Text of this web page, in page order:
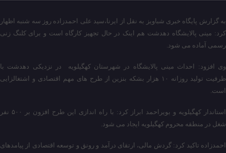
به گزارش پایگاه خبری شباویز به نقل از ایرنا،سید علی احمدزاده روز سه شنبه اظهار
کرد: مینی پالایشگاه دهدشت هم اینک در حال تجهیز کارگاه است و برای کلنگ زنی
رسمی آماده می شود.
وی افزود: احداث مینی پالایشگاه در شهرستان کهگیلویه در نزدیکی دهدشت با
ظرفیت تولید روزانه ۱۰ هزار بشکه بنزین از طرح های مهم اقتصادی و اشتغالزایی
است.
استاندار کهگیلویه و بویراحمد ابراز کرد: با راه اندازی این طرح افزون بر ۵۰۰ نفر
شغل در منطقه محروم کهگیلویه ایجاد می شود.
احمدزاده تاکید کرد: گردش مالی، ارتقای درآمد و رونق و توسعه اقتصادی از پیامدهای